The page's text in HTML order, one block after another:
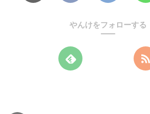
やんけをフォローする